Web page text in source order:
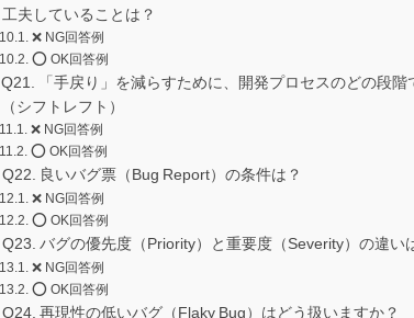
工夫していることは？
❌ NG回答例
⭕️ OK回答例
Q21. 「手戻り」を減らすために、開発プロセスのどの段階
（シフトレフト）
❌ NG回答例
⭕️ OK回答例
Q22. 良いバグ票（Bug Report）の条件は？
❌ NG回答例
⭕️ OK回答例
Q23. バグの優先度（Priority）と重要度（Severity）の違い
❌ NG回答例
⭕️ OK回答例
Q24. 再現性の低いバグ（Flaky Bug）はどう扱いますか？